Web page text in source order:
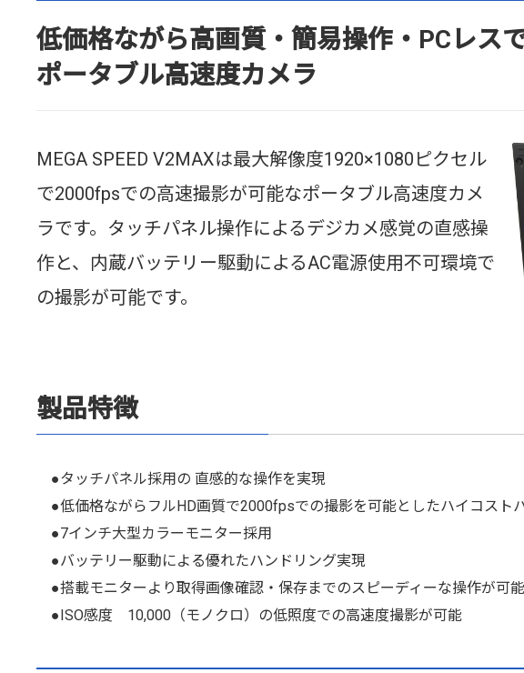
低価格ながら高画質・簡易操作・PCレス
ポータブル高速度カメラ
MEGA SPEED V2MAXは最大解像度1920×1080ピクセル
で2000fpsでの高速撮影が可能なポータブル高速度カメ
ラです。タッチパネル操作によるデジカメ感覚の直感操
作と、内蔵バッテリー駆動によるAC電源使用不可環境で
の撮影が可能です。
製品特徴
●タッチパネル採用の 直感的な操作を実現
●低価格ながらフルHD画質で2000fpsでの撮影を可能としたハイコスト
●7インチ大型カラーモニター採用
●バッテリー駆動による優れたハンドリング実現
●搭載モニターより取得画像確認・保存までのスピーディーな操作が可能
●ISO感度 10,000（モノクロ）の低照度での高速度撮影が可能